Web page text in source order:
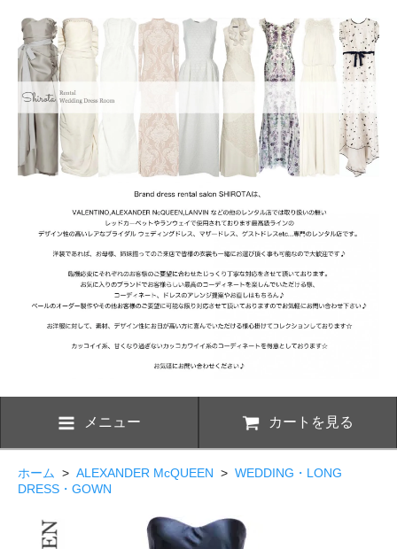
メニュー カートを見る
ホーム > ALEXANDER McQUEEN > WEDDING・LONG
DRESS・GOWN